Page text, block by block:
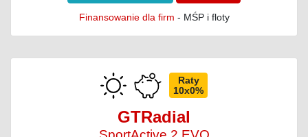
Finansowanie dla firm - MŚP i floty
Raty
10x0%
GTRadial